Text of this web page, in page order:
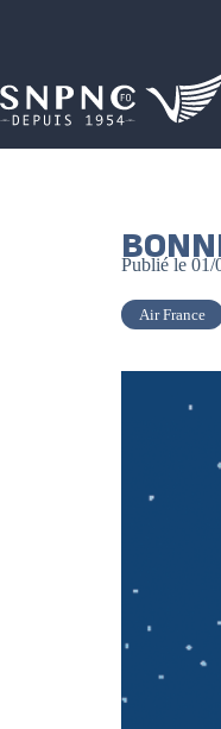
Publié le 01/
Air France